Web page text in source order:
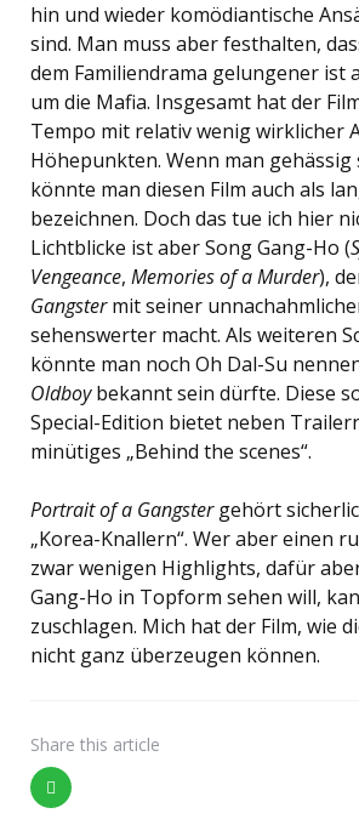
hin und wieder komödiantische
sind. Man muss aber festhalten,
dem Familiendrama gelungener ist
um die Mafia. Insgesamt hat der
Tempo mit relativ wenig wirklicher
Höhepunkten. Wenn man gehässig
könnte man diesen Film auch als
bezeichnen. Doch das tue ich hier
Lichtblicke ist aber Song Gang-Ho (
Vengeance, Memories of a Murder),
Gangstermit seiner
sehenswerter macht. Als weiteren
könnte man noch Oh Dal-Su
Oldboybekannt sein dürfte. Diese
Special-Edition bietet neben
minütiges „Behind the scenes“.
Portrait of a Gangstergehört
„Korea-Knallern“. Wer aber einen
zwar wenigen Highlights, dafür
Gang-Ho in Topform sehen will,
zuschlagen. Mich hat der Film, wie
nicht ganz überzeugen können.
Share this article